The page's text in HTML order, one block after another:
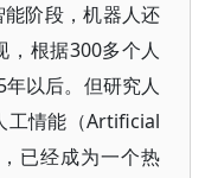
阶段，机器人还
，根据300多个人
以后。但研究人
工情能（Artificial
已经成为一个热